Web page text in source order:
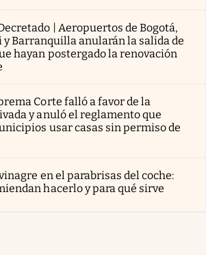
| Aeropuertos de Bogotá,
y Barranquilla anularán la salida de
hayan postergado la renovación
Corte falló a favor de la
y anuló el reglamento que
usar casas sin permiso de
en el parabrisas del coche:
hacerlo y para qué sirve